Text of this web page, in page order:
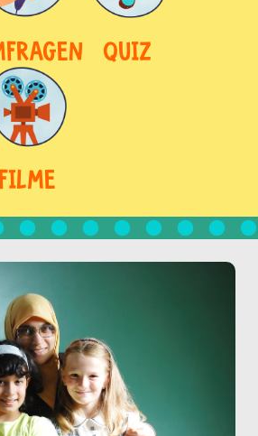
QUIZ
FILME